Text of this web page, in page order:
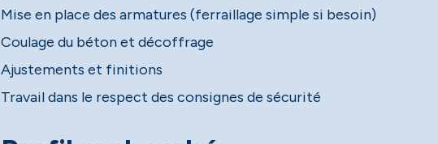
Mise en place des armatures (ferraillage simple si besoin)
Coulage du béton et décoffrage
Ajustements et finitions
Travail dans le respect des consignes de sécurité